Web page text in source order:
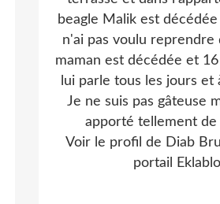
beagle Malik est
n'ai pas voulu reprendre
maman est décédée et
lui parle tous les jours et
Je ne suis pas gâteuse
apporté tellement de
Voir le profil de Diab
portail